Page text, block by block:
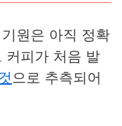
원은 아직 정확
커피가 처음 발
으로 추측되어